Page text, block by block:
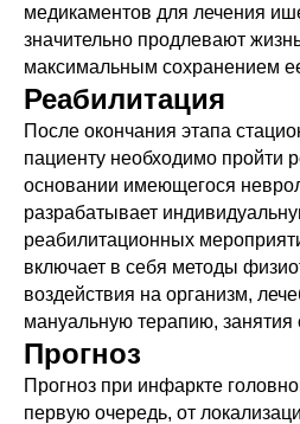
медикаментов для лечения
значительно продлевают
максимальным сохранением
Реабилитация
После окончания этапа
пациенту необходимо пройти
основании имеющегося
разрабатывает
реабилитационных
включает в себя методы
воздействия на организм,
мануальную терапию, занятия
Прогноз
Прогноз при инфаркте
первую очередь, от